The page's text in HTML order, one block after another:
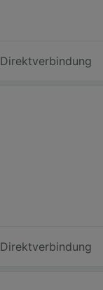
Direktverbindung
Direktverbindung